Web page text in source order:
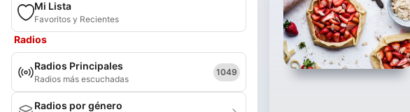
Mi Lista
Favoritos y Recientes
Radios
Radios Principales
Radios más escuchadas
1049
Radios por género